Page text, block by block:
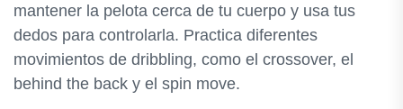
mantener la pelota cerca de tu cuerpo y usa tus
dedos para controlarla. Practica diferentes
movimientos de dribbling, como el crossover, el
behind the back y el spin move.